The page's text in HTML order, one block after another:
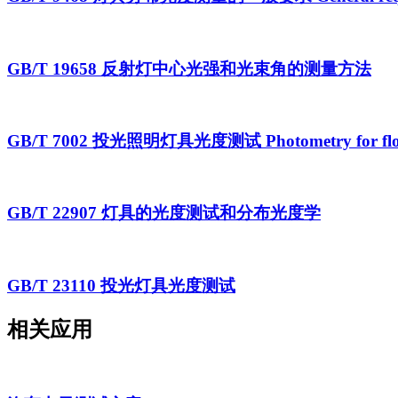
GB/T 19658 反射灯中心光强和光束角的测量方法
GB/T 7002 投光照明灯具光度测试 Photometry for
GB/T 22907 灯具的光度测试和分布光度学
GB/T 23110 投光灯具光度测试
相关应用